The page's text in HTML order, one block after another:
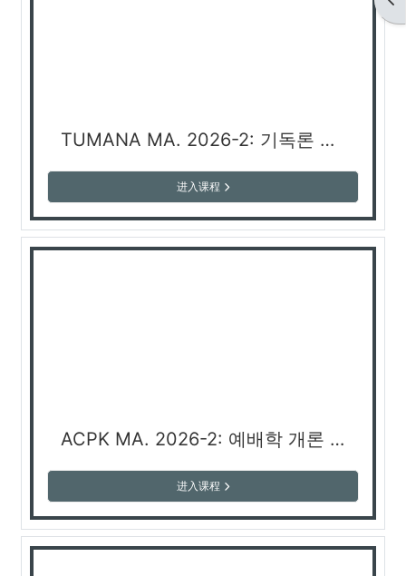
TUMANA MA. 2026-2: 기독론 Christology (신현광 교수)
进入课程
ACPK MA. 2026-2: 예배학 개론 (김승리 교수)
进入课程